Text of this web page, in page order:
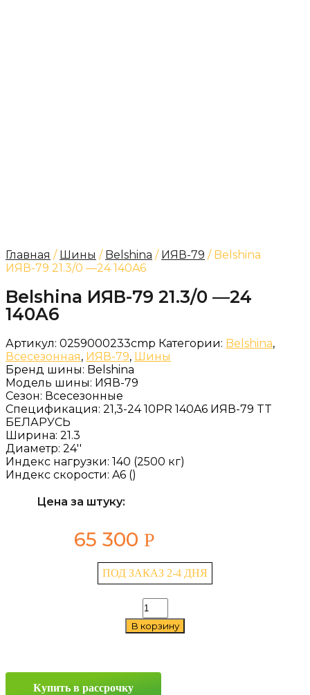
Главная / Шины / Belshina / ИЯВ-79 / Belshina
ИЯВ-79 21.3/0 —24 140A6
Belshina ИЯВ-79 21.3/0 —24
140A6
Артикул: 0259000233cmp Категории: Belshina,
Всесезонная, ИЯВ-79, Шины
Бренд шины: Belshina
Модель шины: ИЯВ-79
Сезон: Всесезонные
Спецификация: 21,3-24 10PR 140A6 ИЯВ-79 TT
БЕЛАРУСЬ
Ширина: 21.3
Диаметр: 24''
Индекс нагрузки: 140 (2500 кг)
Индекс скорости: A6 ()
Цена за штуку:
65 300 Р
ПОД ЗАКАЗ 2-4 ДНЯ
Количество
товара
Belshina
В корзину
Купить в рассрочку